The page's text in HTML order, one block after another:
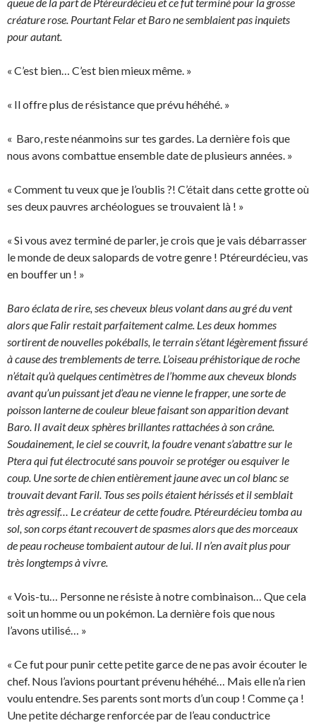
créature rose. Pourtant Felar et Baro ne semblaient pas inquiets
pour autant.
« C’est bien… C’est bien mieux même. »
« Il offre plus de résistance que prévu héhéhé. »
« Baro, reste néanmoins sur tes gardes. La dernière fois que
nous avons combattue ensemble date de plusieurs années. »
« Comment tu veux que je l’oublis ?! C’était dans cette grotte où
ses deux pauvres archéologues se trouvaient là ! »
« Si vous avez terminé de parler, je crois que je vais débarrasser
le monde de deux salopards de votre genre ! Ptéreurdécieu, vas
en bouffer un ! »
Baro éclata de rire, ses cheveux bleus volant dans au gré du vent
alors que Falir restait parfaitement calme. Les deux hommes
sortirent de nouvelles pokéballs, le terrain s’étant légèrement fissuré
à cause des tremblements de terre. L’oiseau préhistorique de roche
n’était qu’à quelques centimètres de l’homme aux cheveux blonds
avant qu’un puissant jet d’eau ne vienne le frapper, une sorte de
poisson lanterne de couleur bleue faisant son apparition devant
Baro. Il avait deux sphères brillantes rattachées à son crâne.
Soudainement, le ciel se couvrit, la foudre venant s’abattre sur le
Ptera qui fut électrocuté sans pouvoir se protéger ou esquiver le
coup. Une sorte de chien entièrement jaune avec un col blanc se
trouvait devant Faril. Tous ses poils étaient hérissés et il semblait
très agressif… Le créateur de cette foudre. Ptéreurdécieu tomba au
sol, son corps étant recouvert de spasmes alors que des morceaux
de peau rocheuse tombaient autour de lui. Il n’en avait plus pour
très longtemps à vivre.
« Vois-tu… Personne ne résiste à notre combinaison… Que cela
soit un homme ou un pokémon. La dernière fois que nous
l’avons utilisé… »
« Ce fut pour punir cette petite garce de ne pas avoir écouter le
chef. Nous l’avions pourtant prévenu héhéhé… Mais elle n’a rien
voulu entendre. Ses parents sont morts d’un coup ! Comme ça !
Une petite décharge renforcée par de l’eau conductrice